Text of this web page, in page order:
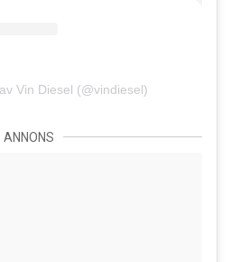
Vin Diesel (@vindiesel)
ANNONS